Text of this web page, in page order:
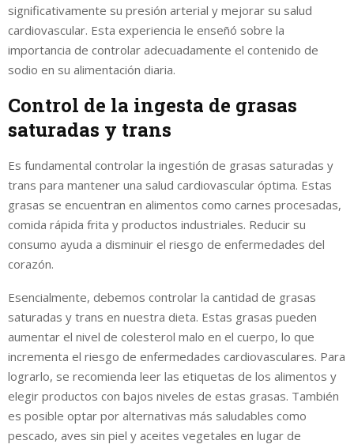
significativamente su presión arterial y mejorar su salud
cardiovascular. Esta experiencia le enseñó sobre la
importancia de controlar adecuadamente el contenido de
sodio en su alimentación diaria.
Control de la ingesta de grasas
saturadas y trans
Es fundamental controlar la ingestión de grasas saturadas y
trans para mantener una salud cardiovascular óptima. Estas
grasas se encuentran en alimentos como carnes procesadas,
comida rápida frita y productos industriales. Reducir su
consumo ayuda a disminuir el riesgo de enfermedades del
corazón.
Esencialmente, debemos controlar la cantidad de grasas
saturadas y trans en nuestra dieta. Estas grasas pueden
aumentar el nivel de colesterol malo en el cuerpo, lo que
incrementa el riesgo de enfermedades cardiovasculares. Para
lograrlo, se recomienda leer las etiquetas de los alimentos y
elegir productos con bajos niveles de estas grasas. También
es posible optar por alternativas más saludables como
pescado, aves sin piel y aceites vegetales en lugar de